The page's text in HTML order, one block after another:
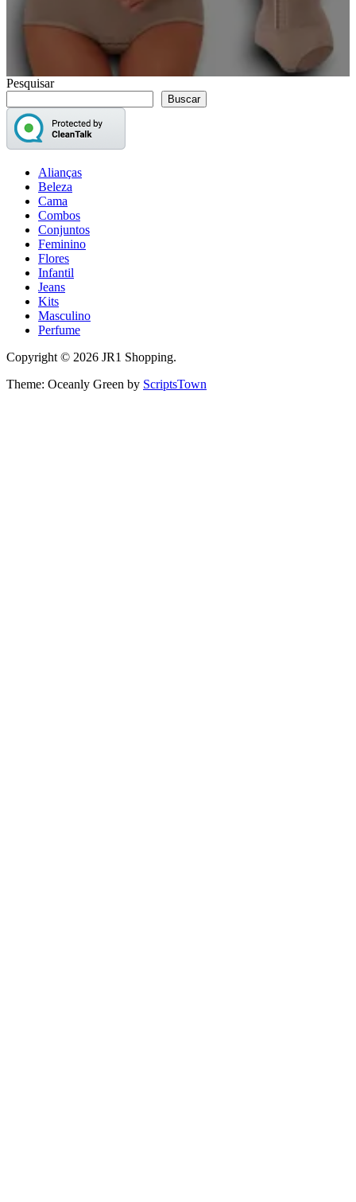
Pesquisar
Buscar
Alianças
Beleza
Cama
Combos
Conjuntos
Feminino
Flores
Infantil
Jeans
Kits
Masculino
Perfume
Copyright © 2026 JR1 Shopping.
Theme: Oceanly Green by ScriptsTown